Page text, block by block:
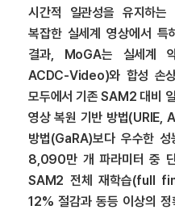
시간적 일관성을 유지하
복잡한 실세계 영상에서 특
결과, MoGA는 실세계
ACDC-Video)와 합성 손
모두에서 기존 SAM2 대비
영상 복원 기반 방법(URIE,
방법(GaRA)보다 우수한
8,090만 개 파라미터 중
SAM2 전체 재학습(full
12% 절감과 동등 이상의 정